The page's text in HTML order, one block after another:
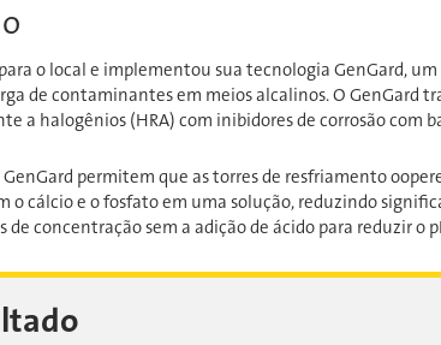
o local e implementou sua tecnologia GenGard,
de contaminantes em meios alcalinos. O GenGard
a halogênios (HRA) com inibidores de corrosão com
permitem que as torres de resfriamento
o cálcio e o fosfato em uma solução, reduzindo
de concentração sem a adição de ácido para reduzir o